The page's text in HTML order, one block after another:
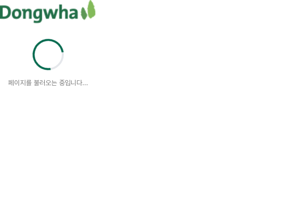
페이지를 불러오는 중입니다...